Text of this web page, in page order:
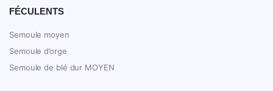
FÉCULENTS
Semoule moyen
Semoule d’orge
Semoule de blé dur MOYEN